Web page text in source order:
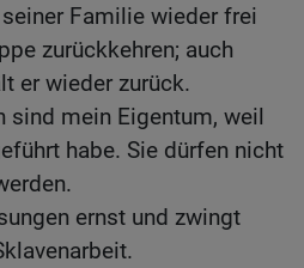
Familie wieder frei
zurückkehren; auch
er wieder zurück.
sind mein Eigentum, weil
habe. Sie dürfen nicht
ernst und zwingt